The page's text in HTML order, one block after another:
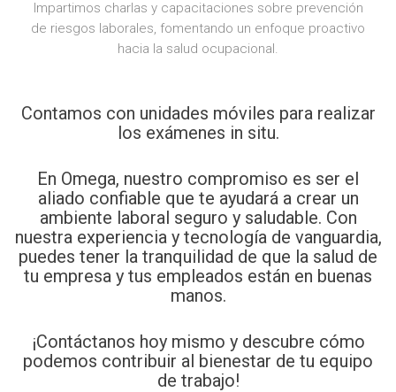
Impartimos charlas y capacitaciones sobre prevención
de riesgos laborales, fomentando un enfoque proactivo
hacia la salud ocupacional.
Contamos con unidades móviles para realizar
los exámenes in situ.
En Omega, nuestro compromiso es ser el
aliado confiable que te ayudará a crear un
ambiente laboral seguro y saludable. Con
nuestra experiencia y tecnología de vanguardia,
puedes tener la tranquilidad de que la salud de
tu empresa y tus empleados están en buenas
manos.
¡Contáctanos hoy mismo y descubre cómo
podemos contribuir al bienestar de tu equipo
de trabajo!